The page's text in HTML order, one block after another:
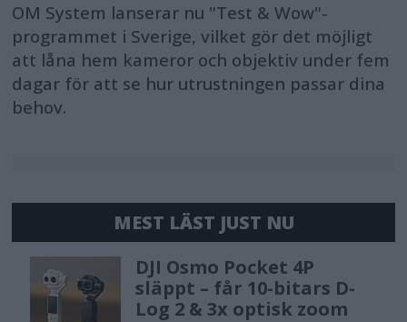
OM System lanserar nu "Test & Wow"-
programmet i Sverige, vilket gör det möjligt
att låna hem kameror och objektiv under fem
dagar för att se hur utrustningen passar dina
behov.
MEST LÄST JUST NU
DJI Osmo Pocket 4P
släppt – får 10-bitars D-
Log 2 & 3x optisk zoom